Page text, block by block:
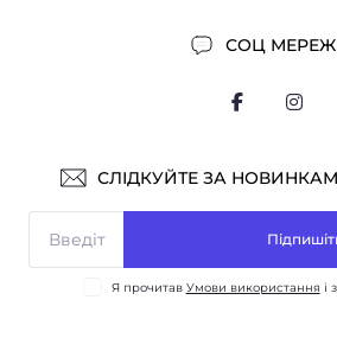
СОЦ
СЛІДКУЙТЕ ЗА
Я прочитав Умови використання і